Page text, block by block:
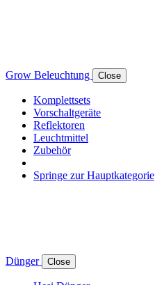
Grow Beleuchtung Close
Komplettsets
Vorschaltgeräte
Reflektoren
Leuchtmittel
Zubehör
Springe zur Hauptkategorie
Dünger Close